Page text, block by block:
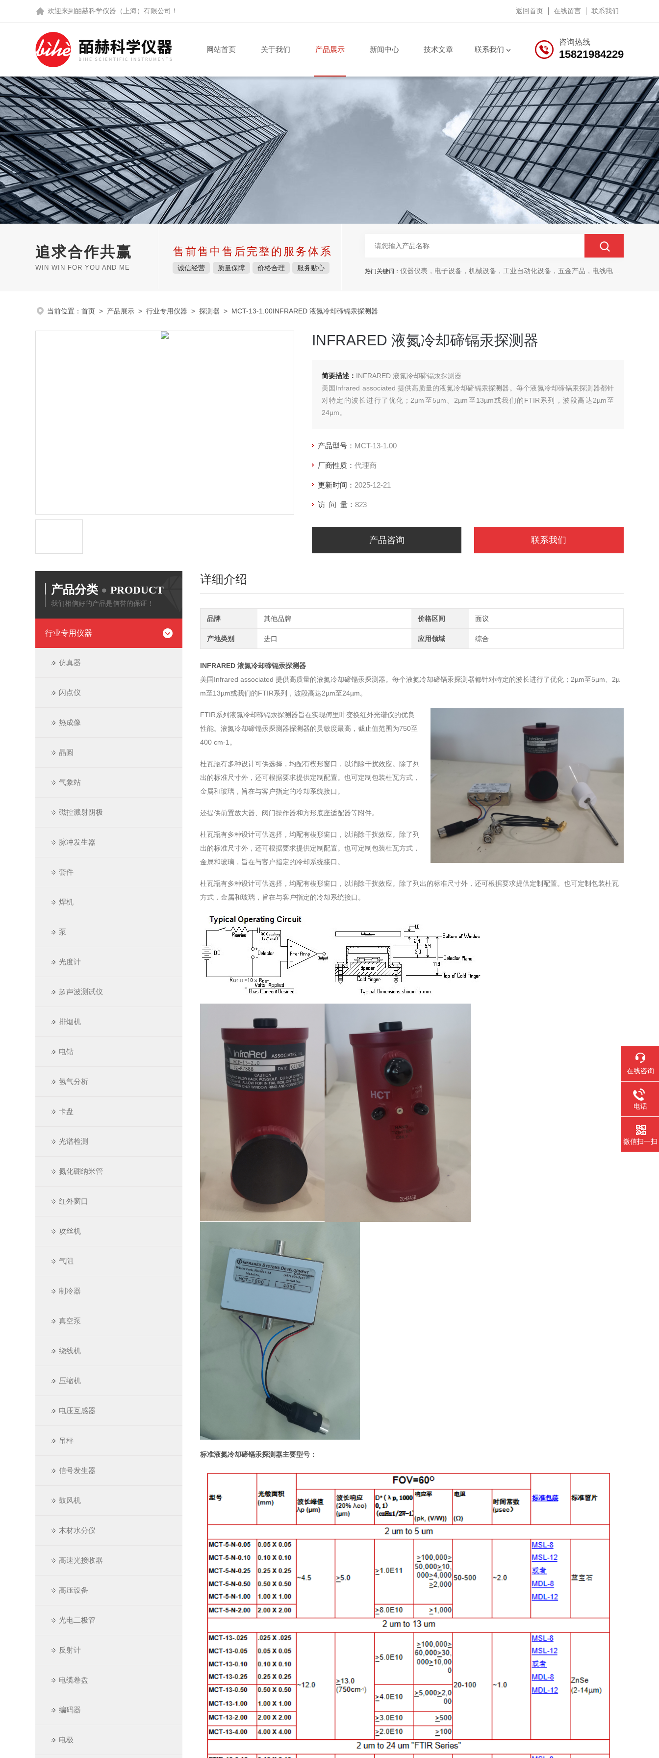
欢迎来到 皕赫科学仪器（上海）有限公司 ！ 返回首页 在线留言 联系我们
咨询热线
15821984229
网站首页 关于我们 产品展示 新闻中心 技术文章 联系我们
追求合作共赢
WIN WIN FOR YOU AND ME
售前售中售后完整的服务体系
诚信经营 质量保障 价格合理 服务贴心 热门关键词： 仪器仪表，电子设备，机械设备，工业自动化设备，五金产品，电线电缆，金属材料，电子
当前位置： 首页 > 产品展示 > 行业专用仪器 > 探测器 > MCT-13-1.00INFRARED 液氮冷却碲镉汞探测器
INFRARED 液氮冷却碲镉汞探测器
简要描述： INFRARED 液氮冷却碲镉汞探测器
美国Infrared associated 提供高质量的液氮冷却碲镉汞探测器。每个液氮冷却碲镉汞探测器都针
对特定的波长进行了优化；2µm至5µm、2µm至13µm或我们的FTIR系列，波段高达2µm至
24µm。
产品型号： MCT-13-1.00
厂商性质： 代理商
更新时间： 2025-12-21
访 问 量： 823
产品咨询 联系我们
产品分类 PRODUCT
我们相信好的产品是信誉的保证！
行业专用仪器
仿真器
闪点仪
热成像
晶圆
气象站
磁控溅射阴极
脉冲发生器
套件
焊机
泵
光度计
超声波测试仪
排烟机
电钻
氢气分析
卡盘
光谱检测
氮化硼纳米管
红外窗口
攻丝机
气阻
制冷器
真空泵
绕线机
压缩机
电压互感器
吊秤
信号发生器
鼓风机
木材水分仪
高速光接收器
高压设备
光电二极管
反射计
电缆卷盘
编码器
电极
详细介绍
品牌 其他品牌 价格区间 面议
产地类别 进口 应用领域 综合
INFRARED 液氮冷却碲镉汞探测器
美国Infrared associated 提供高质量的液氮冷却碲镉汞探测器。每个液氮冷却碲镉汞探测器都针对特定的波长进行了优化；2µm至5µm、2µ
m至13µm或我们的FTIR系列，波段高达2µm至24µm。
FTIR系列液氮冷却碲镉汞探测器旨在实现傅里叶变换红外光谱仪的优良
性能。液氮冷却碲镉汞探测器探测器的灵敏度最高，截止值范围为750至
400 cm-1。
杜瓦瓶有多种设计可供选择，均配有楔形窗口，以消除干扰效应。除了列
出的标准尺寸外，还可根据要求提供定制配置。也可定制包装杜瓦方式，
金属和玻璃，旨在与客户指定的冷却系统接口。
还提供前置放大器、阀门操作器和方形底座适配器等附件。
杜瓦瓶有多种设计可供选择，均配有楔形窗口，以消除干扰效应。除了列
出的标准尺寸外，还可根据要求提供定制配置。也可定制包装杜瓦方式，
金属和玻璃，旨在与客户指定的冷却系统接口。
杜瓦瓶有多种设计可供选择，均配有楔形窗口，以消除干扰效应。除了列出的标准尺寸外，还可根据要求提供定制配置。也可定制包装杜瓦
方式，金属和玻璃，旨在与客户指定的冷却系统接口。
标准液氮冷却碲镉汞探测器主要型号：
在线咨询
电话
微信扫一扫